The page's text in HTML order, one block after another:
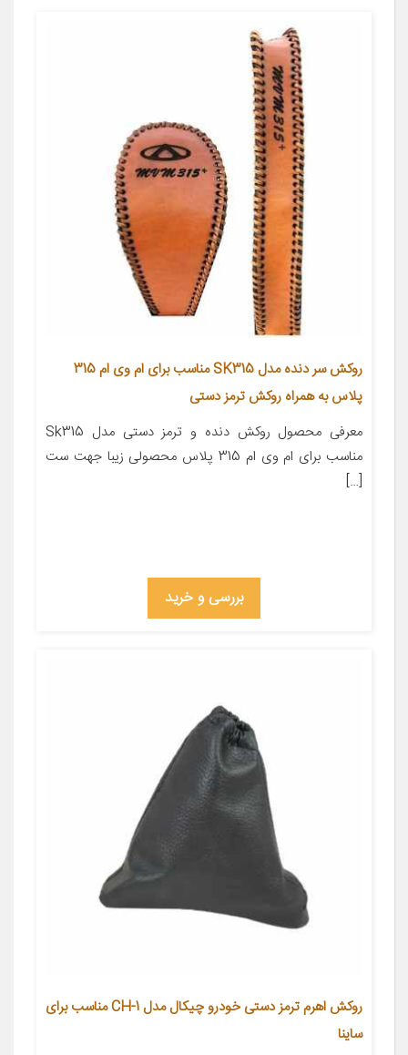
روکش سر دنده مدل SK315 مناسب برای ام وی ام 315
پلاس به همراه روکش ترمز دستی
معرفی محصول روکش دنده و ترمز دستی مدل Sk315
مناسب برای ام وی ام 315 پلاس محصولی زیبا جهت ست
[…]
بررسی و خرید
روکش اهرم ترمز دستی خودرو چیکال مدل CH-1 مناسب برای
ساینا